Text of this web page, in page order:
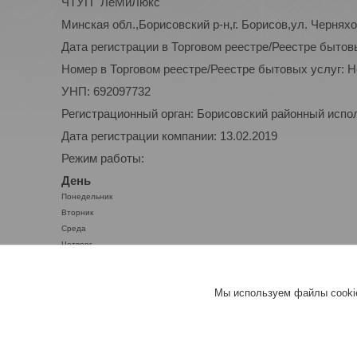
Минская обл.,Борисовский р-н,г. Борисов,ул.
Дата регистрации в Торговом реестре/Реестре
Номер в Торговом реестре/Реестре бытовых услуг:
УНП: 692097732
Регистрационный орган: Борисовский районный
Дата регистрации компании: 13.02.2019
Режим работы:
День
Понедельник
Вторник
Среда
Четверг
Мы используем файлы